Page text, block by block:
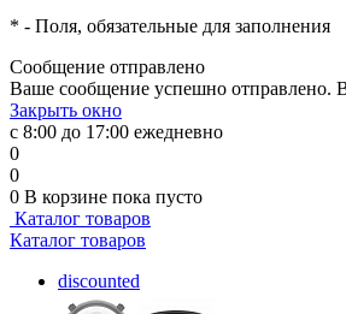
* - Поля, обязательные для заполнения
Сообщение отправлено
Ваше сообщение успешно отправлено.
Закрыть окно
с 8:00 до 17:00 ежедневно
0
0
0 В корзине пока пусто
Каталог товаров
Каталог товаров
discounted